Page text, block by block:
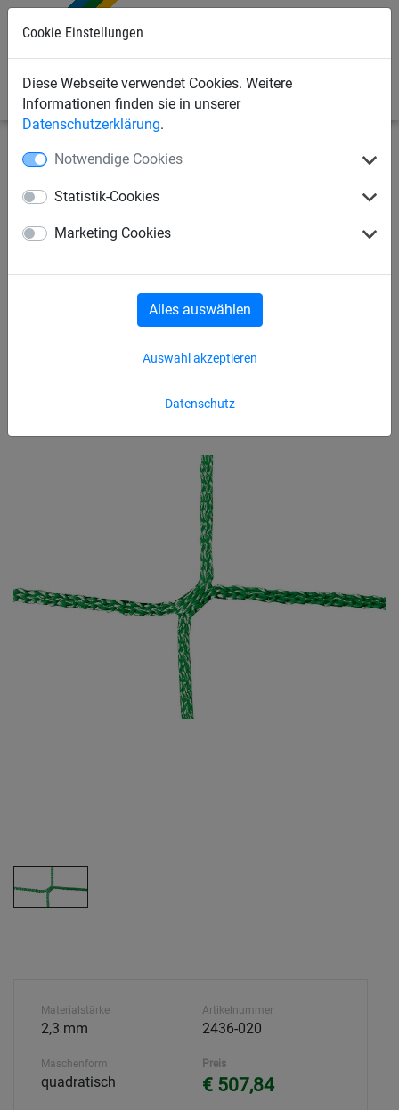
Cookie Einstellungen
Diese Webseite verwendet Cookies. Weitere
Informationen finden sie in unserer
Datenschutzerklärung.
Notwendige Cookies
Statistik-Cookies
Marketing Cookies
Datenschutz
Auswahl akzeptieren
Alles auswählen
Industrienetze Papierfangnetze
Papierfangnetz aus PP , ca.
2,3 mm stark, Maschenweite
20 mm
Materialstärke
2,3 mm
Maschenform
quadratisch
Artikelnummer
2436-020
Preis
€ 507,84